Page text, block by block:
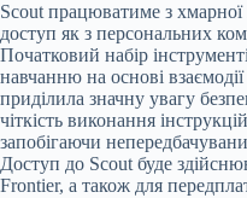
Scout працюватиме з
доступ як з персональних
Початковий набір
навчанню на основі
приділила значну увагу
чіткість виконання
запобігаючи
Доступ до Scout буде
Frontier, а також для